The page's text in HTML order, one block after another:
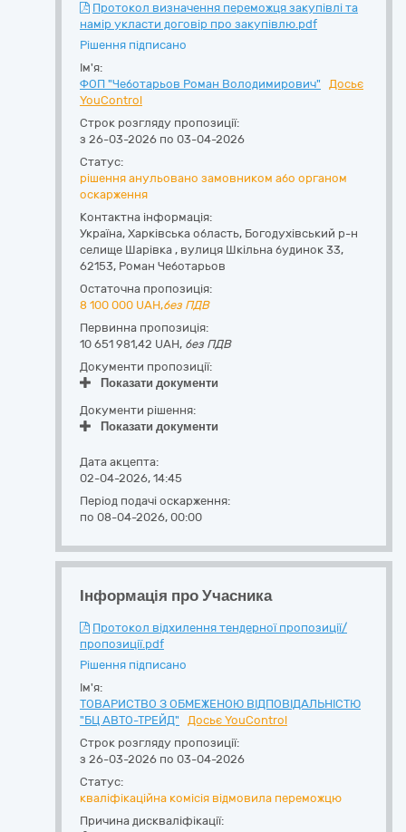
Протокол визначення переможця закупівлі та
намір укласти договір про закупівлю.pdf
Рішення підписано
Ім'я:
ФОП "Чеботарьов Роман Володимирович"
Досьє
YouControl
Строк розгляду пропозиції:
з 26-03-2026 по 03-04-2026
Статус:
рішення анульовано замовником або органом
оскарження
Контактна інформація:
Україна, Харківська область, Богодухівський р-н
селище Шарівка , вулиця Шкільна будинок 33,
62153, Роман Чеботарьов
Остаточна пропозиція:
8 100 000 UAH,без ПДВ
Первинна пропозиція:
10 651 981,42 UAH, без ПДВ
Документи пропозиції:
Показати документи
Документи рішення:
Показати документи
Дата акцепта:
02-04-2026, 14:45
Період подачі оскарження:
по 08-04-2026, 00:00
Інформація про Учасника
Протокол відхилення тендерної пропозиції/
пропозиції.pdf
Рішення підписано
Ім'я:
ТОВАРИСТВО З ОБМЕЖЕНОЮ ВІДПОВІДАЛЬНІСТЮ
"БЦ АВТО-ТРЕЙД"
Досьє YouControl
Строк розгляду пропозиції:
з 26-03-2026 по 03-04-2026
Статус:
кваліфікаційна комісія відмовила переможцю
Причина дискваліфікації: